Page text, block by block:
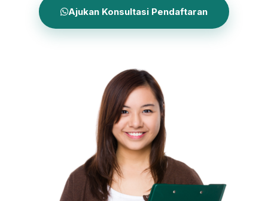
Ajukan Konsultasi Pendaftaran